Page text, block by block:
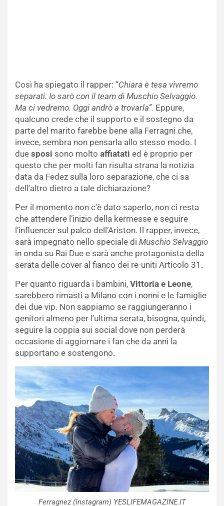
Così ha spiegato il rapper: “Chiara è tesa vivremo
separati. Io sarò con il team di Muschio Selvaggio.
Ma ci vedremo. Oggi andrò a trovarla”. Eppure,
qualcuno crede che il supporto e il sostegno da
parte del marito farebbe bene alla Ferragni che,
invece, sembra non pensarla allo stesso modo. I
due sposi sono molto affiatati ed è proprio per
questo che per molti fan risulta strana la notizia
data da Fedez sulla loro separazione, che ci sa
dell’altro dietro a tale dichiarazione?
Per il momento non c’è dato saperlo, non ci resta
che attendere l’inizio della kermesse e seguire
l’influencer sul palco dell’Ariston. Il rapper, invece,
sarà impegnato nello speciale di Muschio Selvaggio
in onda su Rai Due e sarà anche protagonista della
serata delle cover al fianco dei re-uniti Articolo 31.
Per quanto riguarda i bambini, Vittoria e Leone,
sarebbero rimasti a Milano con i nonni e le famiglie
dei due vip. Non sappiamo se raggiungeranno i
genitori almeno per l’ultima serata, bisogna, quindi,
seguire la coppia sui social dove non perderà
occasione di aggiornare i fan che da anni la
supportano e sostengono.
Ferragnez (Instagram) YESLIFEMAGAZINE.IT